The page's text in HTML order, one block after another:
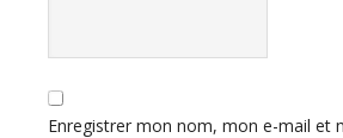
Enregistrer mon nom, mon e-mail et